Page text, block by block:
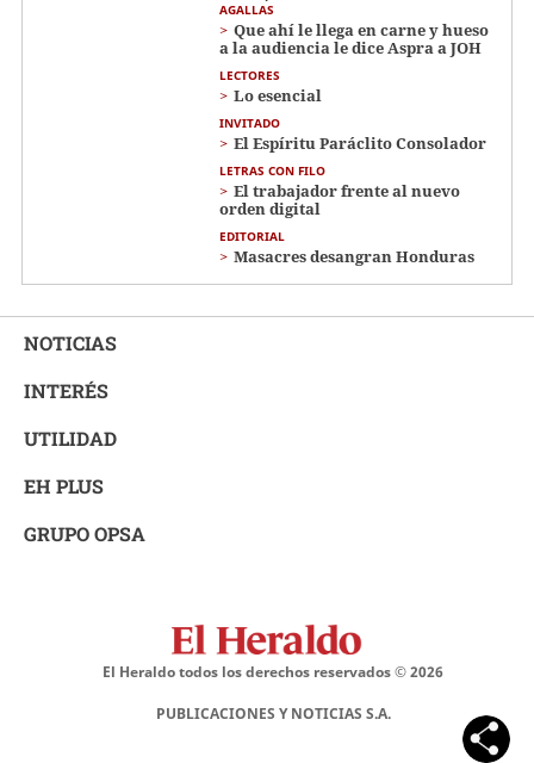
AGALLAS
Que ahí le llega en carne y hueso
a la audiencia le dice Aspra a JOH
LECTORES
Lo esencial
INVITADO
El Espíritu Paráclito Consolador
LETRAS CON FILO
El trabajador frente al nuevo
orden digital
EDITORIAL
Masacres desangran Honduras
NOTICIAS
INTERÉS
UTILIDAD
EH PLUS
GRUPO OPSA
El Heraldo todos los derechos reservados ©2026
PUBLICACIONES Y NOTICIAS S.A.